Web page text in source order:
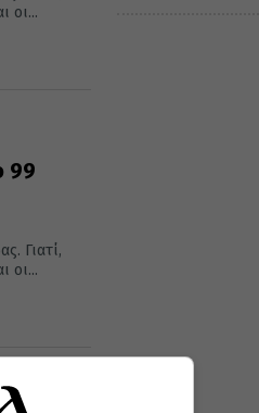
οι...
99
Γιατί,
οι...